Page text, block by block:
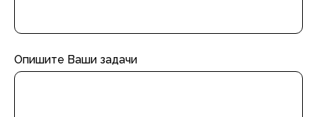
Опишите Ваши задачи